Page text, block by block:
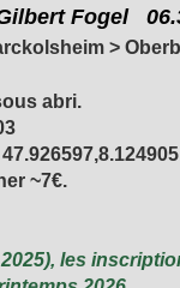
Fogel
>
abri.
47.926597,8.124905
~7€.
les